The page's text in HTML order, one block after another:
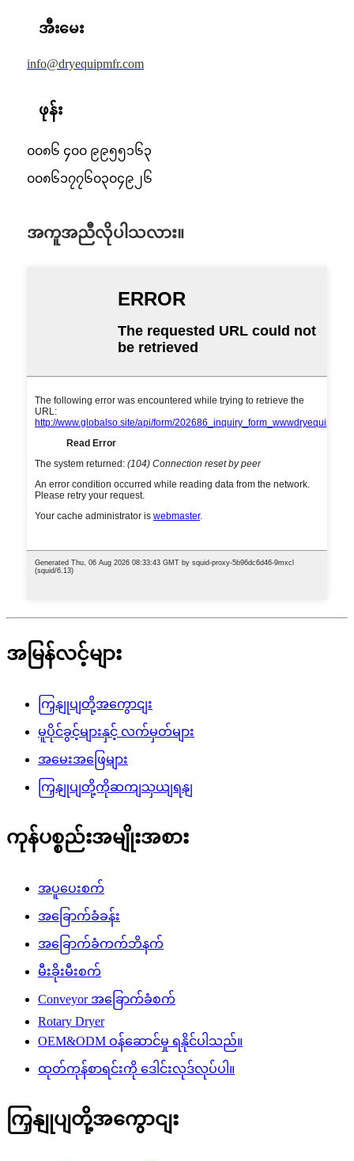
အီးမေး
info@dryequipmfr.com
ဖုန်း
၀၀၈၆ ၄၀၀ ၉၉၅၅၁၆၃
၀၀၈၆၁၇၇၆၀၃၀၄၉၂၆
အကူအညီလိုပါသလား။
အမြန်လင့်များ
ကြှနျုပျတို့အကွောငျး
မူပိုင်ခွင့်များနှင့် လက်မှတ်များ
အမေးအဖြေများ
ကြှနျုပျတို့ကိုဆကျသှယျရနျ
ကုန်ပစ္စည်းအမျိုးအစား
အပူပေးစက်
အခြောက်ခံခန်း
အခြောက်ခံကက်ဘိနက်
မီးခိုးမီးစက်
Conveyor အခြောက်ခံစက်
Rotary Dryer
OEM&ODM ဝန်ဆောင်မှု ရနိုင်ပါသည်။
ထုတ်ကုန်စာရင်းကို ဒေါင်းလုဒ်လုပ်ပါ။
ကြှနျုပျတို့အကွောငျး